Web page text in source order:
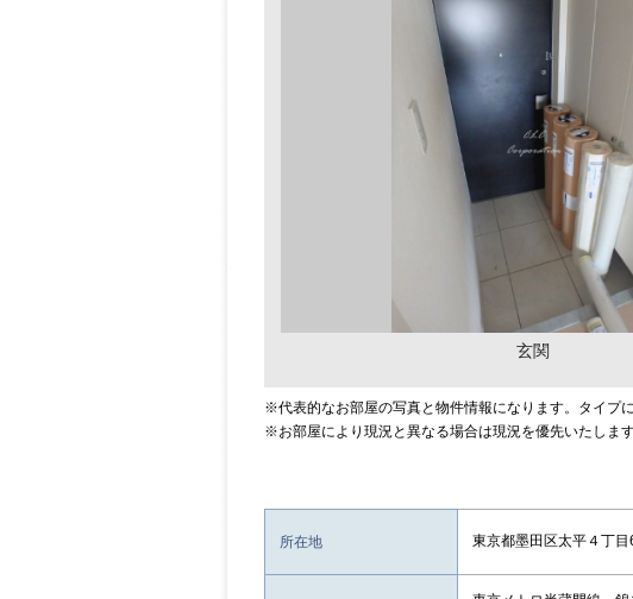
玄関
※代表的なお部屋の写真と物件情報になります。タイプ
※お部屋により現況と異なる場合は現況を優先いたします
所在地 東京都墨田区太平４丁目